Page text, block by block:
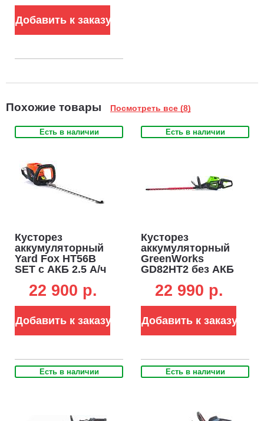
Добавить к заказу
Похожие товары Посмотреть все (8)
Есть в наличии
Кусторез
аккумуляторный
Yard Fox HT56B
SET с АКБ 2.5 А/ч
см, ветки до 20
22 900 p.
Добавить к заказу
Есть в наличии
Кусторез
аккумуляторный
GreenWorks
GD82HT2 без АКБ
61 см, ветки до 30
22 990 p.
Добавить к заказу
Есть в наличии Есть в наличии